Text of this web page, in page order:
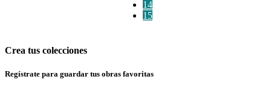
14
15
Crea tus colecciones
Regístrate para guardar tus obras favoritas